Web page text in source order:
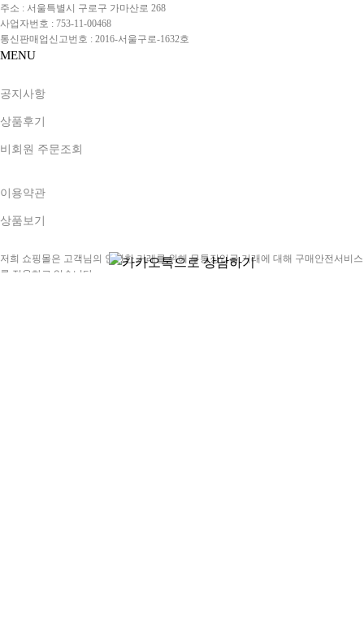
주소 : 서울특별시 구로구 가마산로 268
사업자번호 : 753-11-00468
통신판매업신고번호 : 2016-서울구로-1632호
MENU
공지사항
상품후기
비회원 주문조회
이용약관
상품보기
저희 쇼핑몰은 고객님의 안전한 거래를 위해 무통장입금 거래에 대해 구매안전서비스
를 적용하고 있습니다.